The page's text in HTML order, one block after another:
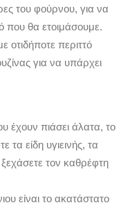
του φούρνου, για να
που θα ετοιμάσουμε.
οτιδήποτε περιττό
για να υπάρχει
έχουν πιάσει άλατα, το
τα είδη υγιεινής, τα
τον καθρέφτη
είναι το ακατάστατο